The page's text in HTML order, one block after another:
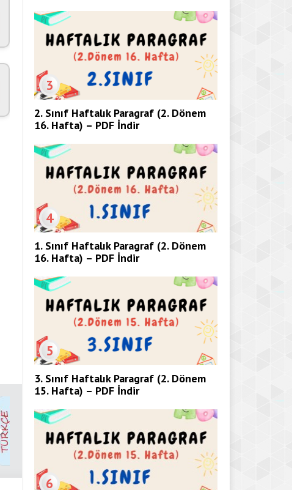
3
2. Sınıf Haftalık Paragraf (2. Dönem
16. Hafta) – PDF İndir
4
1. Sınıf Haftalık Paragraf (2. Dönem
16. Hafta) – PDF İndir
5
3. Sınıf Haftalık Paragraf (2. Dönem
15. Hafta) – PDF İndir
6